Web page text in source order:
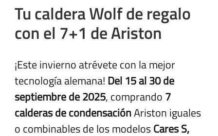
Tu caldera Wolf de regalo
con el 7+1 de Ariston
¡Este invierno atrévete con la mejor
tecnología alemana! Del 15 al 30 de
septiembre de 2025, comprando 7
calderas de condensaciónAriston iguales
o combinables de los modelosCares S,